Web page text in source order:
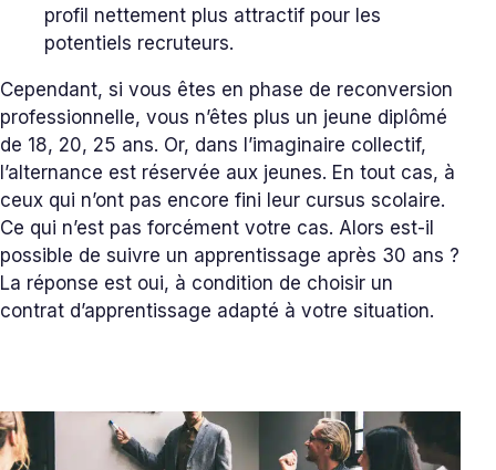
profil nettement plus attractif pour les
potentiels recruteurs.
Cependant, si vous êtes en phase de reconversion
professionnelle, vous n’êtes plus un jeune diplômé
de 18, 20, 25 ans. Or, dans l’imaginaire collectif,
l’alternance est réservée aux jeunes. En tout cas, à
ceux qui n’ont pas encore fini leur cursus scolaire.
Ce qui n’est pas forcément votre cas. Alors est-il
possible de suivre un apprentissage après 30 ans ?
La réponse est oui, à condition de choisir un
contrat d’apprentissage adapté à votre situation.